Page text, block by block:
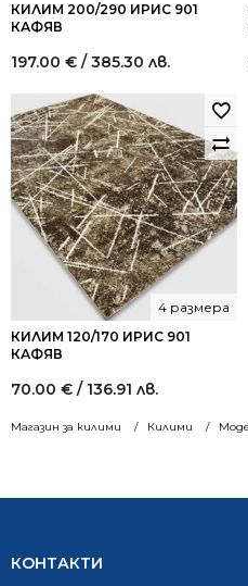
Магазин за килими Килими
КИЛИМ 200/290 ИРИС 901
КАФЯВ
197.00 € / 385.30 лв.
КИЛИМ 120/170 ИРИС 901
КАФЯВ
4 размера
70.00 € / 136.91 лв.
КОНТАКТИ